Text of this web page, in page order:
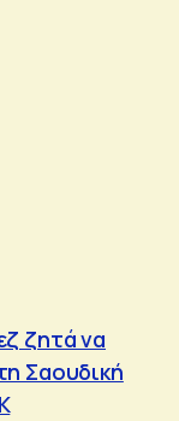
ζητά να
Σαουδική